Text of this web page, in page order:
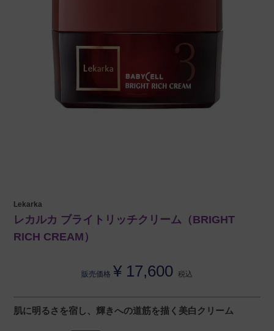
Lekarka
レカルカ ブライトリッチクリーム（BRIGHT
RICH CREAM）
販売価格 ¥ 17,600 税込
肌に明るさを宿し、輝きへの道筋を描く美白クリーム